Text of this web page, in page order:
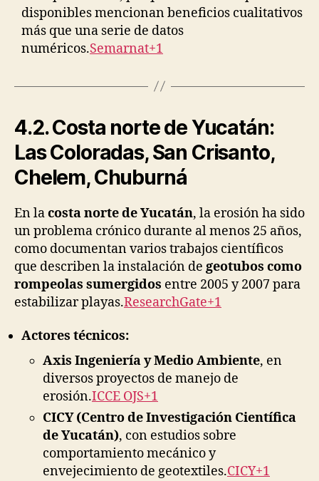
disponibles mencionan beneficios cualitativos
más que una serie de datos
numéricos.Semarnat+1
4.2. Costa norte de Yucatán:
Las Coloradas, San Crisanto,
Chelem, Chuburná
En lacosta norte de Yucatán, la erosión ha sido
un problema crónico durante al menos 25 años,
como documentan varios trabajos científicos
que describen la instalación de geotubos como
rompeolas sumergidos entre 2005 y 2007 para
estabilizar playas.ResearchGate+1
Actores técnicos:
Axis Ingeniería y Medio Ambiente, en
diversos proyectos de manejo de
erosión.ICCE OJS+1
CICY (Centro de Investigación Científica
de Yucatán), con estudios sobre
comportamiento mecánico y
envejecimiento de geotextiles.CICY+1